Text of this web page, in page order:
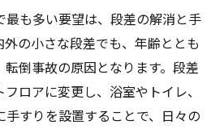
建て替えの住みやすさ比較ポ
らしやすさの秘訣
将来も安心できる住まいを作
最も多い要望は、段差の解消と手
の小さな段差でも、年齢ととも
倒事故の原因となります。段差
ロアに変更し、浴室やトイレ、
手すりを設置することで、日々の